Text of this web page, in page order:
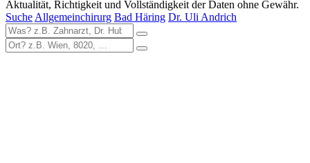
Aktualität, Richtigkeit und Vollständigkeit der Daten ohne Gewähr.
Suche Allgemeinchirurg Bad Häring Dr. Uli Andrich